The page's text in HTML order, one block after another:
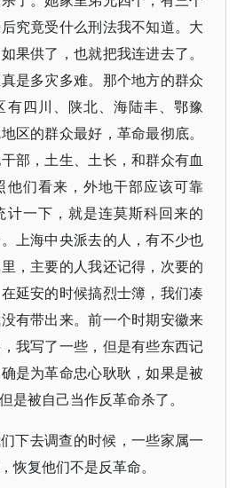
究竟受什么刑法我不知道。大
果供了，也就把我连进去了。
是多灾多难。那个地方的群众
有四川、陕北、海陆丰、鄂豫
区的群众最好，革命最彻底。
部，土生、土长，和群众有血
他们看来，外地干部应该可靠
计一下，就是连莫斯科回来的
上海中央派去的人，有不少也
，主要的人我还记得，次要的
延安的时候搞烈士簿，我们凑
有带出来。前一个时期安徽来
我写了一些，但是有些东西记
是为革命忠心耿耿，如果是被
是被自己当作反革命杀了。
下去调查的时候，一些家属一
恢复他们不是反革命。